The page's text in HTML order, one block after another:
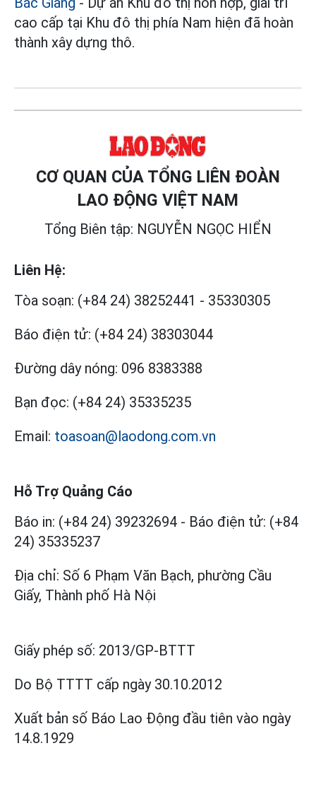
cao cấp tại Khu đô thị phía Nam hiện đã hoàn
thành xây dựng thô.
CƠ QUAN CỦA TỔNG LIÊN ĐOÀN
LAO ĐỘNG VIỆT NAM
Tổng Biên tập: NGUYỄN NGỌC HIỂN
Liên Hệ:
Tòa soạn: (+84 24) 38252441 - 35330305
Báo điện tử: (+84 24) 38303044
Đường dây nóng: 096 8383388
Bạn đọc: (+84 24) 35335235
Email: toasoan@laodong.com.vn
Hỗ Trợ Quảng Cáo
Báo in: (+84 24) 39232694 - Báo điện tử: (+84
24) 35335237
Địa chỉ: Số 6 Phạm Văn Bạch, phường Cầu
Giấy, Thành phố Hà Nội
Giấy phép số: 2013/GP-BTTT
Do Bộ TTTT cấp ngày 30.10.2012
Xuất bản số Báo Lao Động đầu tiên vào ngày
14.8.1929